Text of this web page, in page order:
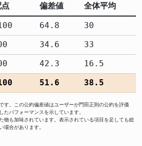
偏差値 全体平均
64.8
30
34.6
33
42.3
16.5
51.6 38.5
。この公約偏差値はユーザーが門田正則の公約を評価
たパフォーマンスを示しています。
物も加味されています。表示されている項目を足しても総
場合があります。